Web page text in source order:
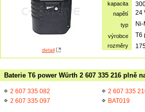
detail
kapacita
napětí 24
typ
Ni-
výrobce T6
rozměry
Baterie T6 power Würth 2 607 335 216
2 607 335 082
2 607 335 097
2 607 335
BAT019